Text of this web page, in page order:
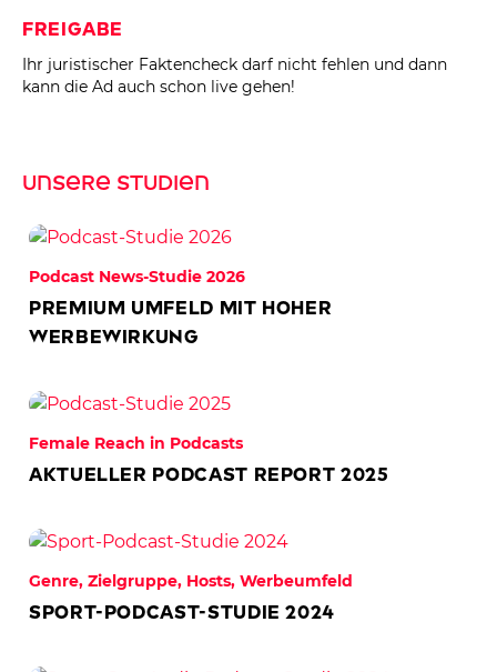
Freigabe
Ihr juristischer Faktencheck darf nicht fehlen und dann
kann die Ad auch schon live gehen!
Unsere Studien
Podcast News-Studie 2026
Premium Umfeld mit hoher
Werbewirkung
Female Reach in Podcasts
Aktueller Podcast Report 2025
Genre, Zielgruppe, Hosts, Werbeumfeld
Sport-Podcast-Studie 2024